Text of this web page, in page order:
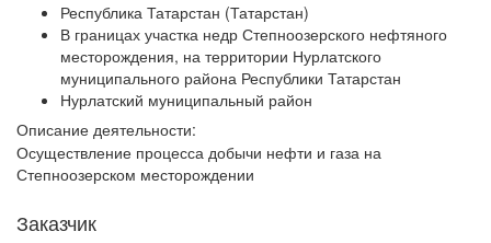
Республика Татарстан (Татарстан)
В границах участка недр Степноозерского нефтяного
месторождения, на территории Нурлатского
муниципального района Республики Татарстан
Нурлатский муниципальный район
Описание деятельности:
Осуществление процесса добычи нефти и газа на
Степноозерском месторождении
Заказчик